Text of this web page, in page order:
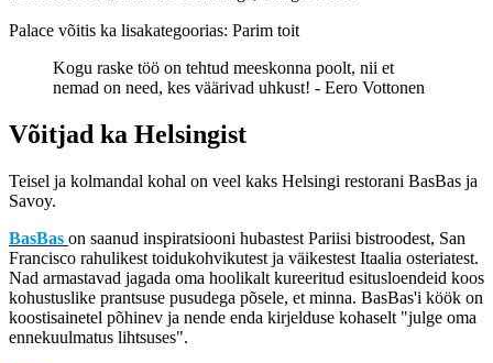
Palace võitis ka lisakategoorias: Parim toit
Kogu raske töö on tehtud meeskonna poolt, nii et
nemad on need, kes väärivad uhkust! - Eero Vottonen
Võitjad ka Helsingist
Teisel ja kolmandal kohal on veel kaks Helsingi restorani BasBas ja
Savoy.
BasBas on saanud inspiratsiooni hubastest Pariisi bistroodest, San
Francisco rahulikest toidukohvikutest ja väikestest Itaalia osteriatest.
Nad armastavad jagada oma hoolikalt kureeritud esitusloendeid koos
kohustuslike prantsuse pusudega põsele, et minna. BasBas'i köök on
koostisainetel põhinev ja nende enda kirjelduse kohaselt "julge oma
ennekuulmatus lihtsuses".